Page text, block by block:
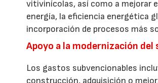
vitivinícolas, así como a mejorar
energía, la eficiencia energética
incorporación de procesos más
Apoyo a la modernización del
Los gastos subvencionables
construcción, adquisición o